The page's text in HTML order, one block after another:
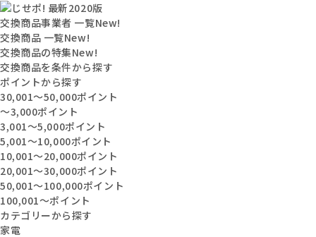
交換商品事業者 一覧New!
交換商品 一覧New!
交換商品の特集New!
交換商品を条件から探す
ポイントから探す
30,001〜50,000ポイント
〜3,000ポイント
3,001〜5,000ポイント
5,001〜10,000ポイント
10,001〜20,000ポイント
20,001〜30,000ポイント
50,001〜100,000ポイント
100,001〜ポイント
カテゴリーから探す
家電